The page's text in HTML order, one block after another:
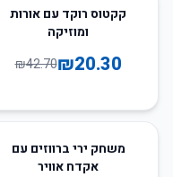
52קקטוס רוקד עם אורות
ומוזיקה
₪20.30
₪42.70
65משחק ירי ברווזים עם
אקדח אוויר